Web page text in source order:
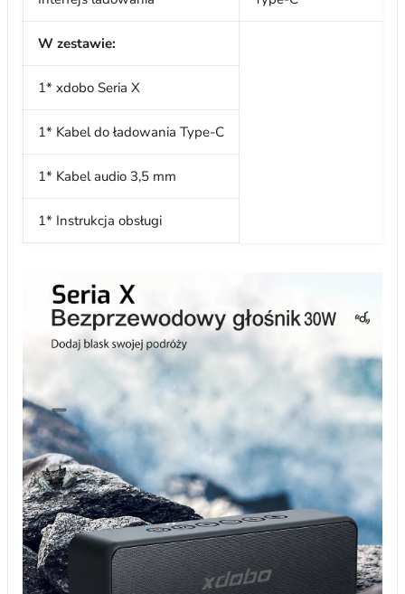
W zestawie:
1* xdobo Seria X
1* Kabel do ładowania Type-C
1* Kabel audio 3,5 mm
1* Instrukcja obsługi